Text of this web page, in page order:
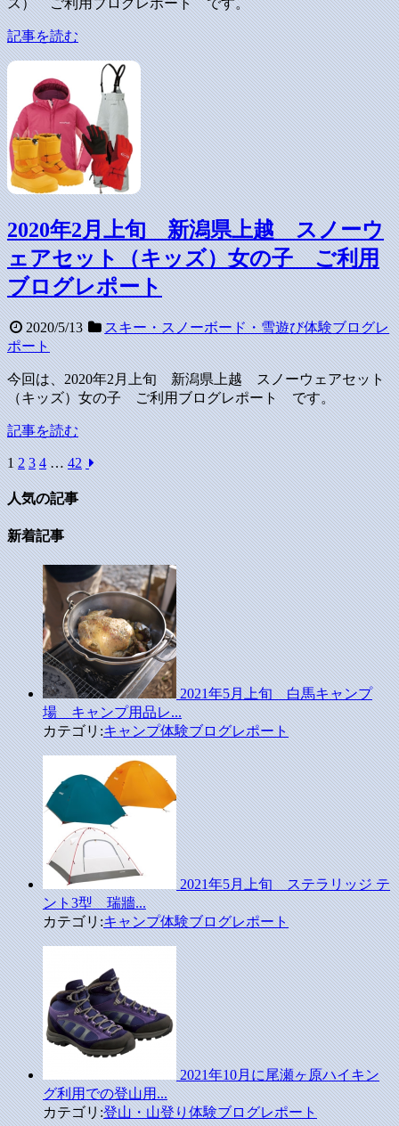
記事を読む
2020年2月上旬 新潟県上越 スノーウ
ェアセット（キッズ）女の子 ご利用
ブログレポート
2020/5/13
スキー・スノーボード・雪遊び体験ブログレ
ポート
今回は、2020年2月上旬 新潟県上越 スノーウェアセット
（キッズ）女の子 ご利用ブログレポート です。
記事を読む
1 2 3 4 … 42
人気の記事
新着記事
2021年5月上旬 白馬キャンプ
場 キャンプ用品レ...
カテゴリ:キャンプ体験ブログレポート
2021年5月上旬 ステラリッジ テ
ント3型 瑞牆...
カテゴリ:キャンプ体験ブログレポート
2021年10月に尾瀬ヶ原ハイキン
グ利用での登山用...
カテゴリ:登山・山登り体験ブログレポート